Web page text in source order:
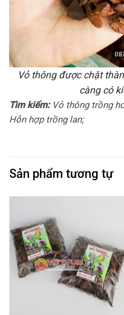
Vỏ thông được chặt
càng có
Tìm kiếm:Vỏ thông trồng
Hỗn hợp trồng lan;
Sản phẩm tương tự